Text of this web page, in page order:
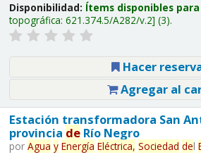
Disponibilidad: Ítems disponibles
topográfica: 621.374.5/A282/v.2 (3).
Hacer
Agregar al
Estación transformadora San
provincia deRío Negro
por Agua y Energía Eléctrica, Sociedad del